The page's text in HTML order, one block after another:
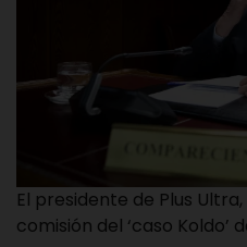
El presidente de Plus
comisión del ‘caso Koldo’